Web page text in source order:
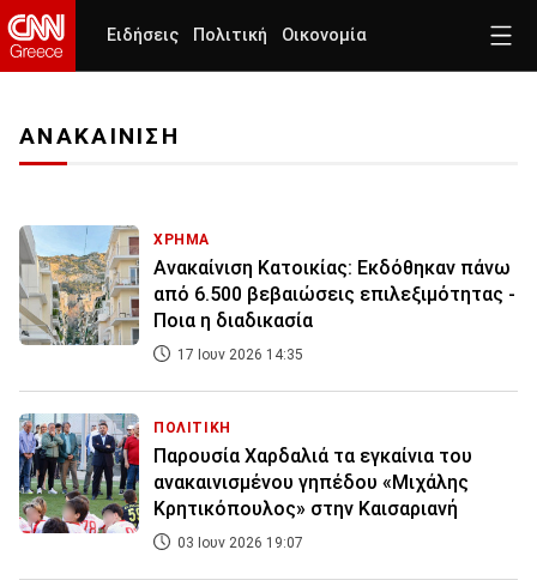
Ειδήσεις Πολιτική Οικονομία
ΑΝΑΚΑΙΝΙΣΗ
ΧΡΗΜΑ
Ανακαίνιση Κατοικίας: Εκδόθηκαν πάνω
από 6.500 βεβαιώσεις επιλεξιμότητας -
Ποια η διαδικασία
17 Ιουν 2026 14:35
ΠΟΛΙΤΙΚΗ
Παρουσία Χαρδαλιά τα εγκαίνια του
ανακαινισμένου γηπέδου «Μιχάλης
Κρητικόπουλος» στην Καισαριανή
03 Ιουν 2026 19:07